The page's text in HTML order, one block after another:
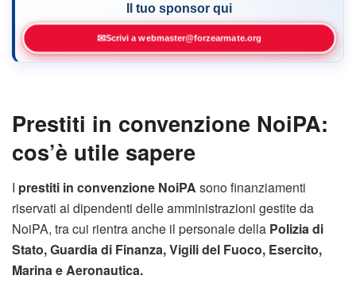
Il tuo sponsor qui
✉Scrivi a webmaster@forzearmate.org
Prestiti in convenzione NoiPA:
cos’è utile sapere
I prestiti in convenzione NoiPA sono finanziamenti
riservati ai dipendenti delle amministrazioni gestite da
NoiPA, tra cui rientra anche il personale della Polizia di
Stato, Guardia di Finanza, Vigili del Fuoco, Esercito,
Marina e Aeronautica.